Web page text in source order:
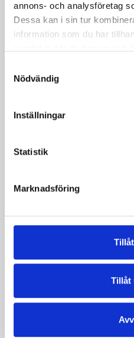
annons- och analysföretag
Dessa kan i sin tur
information som du har
Nödvändig
Inställningar
Statistik
Marknadsföring
Tillåt